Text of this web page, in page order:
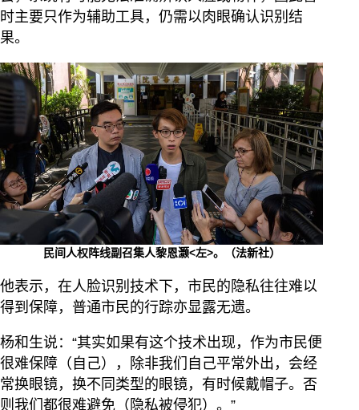
时主要只作为辅助工具，仍需以肉眼确认识别结
果。
民间人权阵线副召集人黎恩灏<左>。（法新社）
他表示，在人脸识别技术下，市民的隐私往往难以
得到保障，普通市民的行踪亦显露无遗。
杨和生说：“其实如果有这个技术出现，作为市民便
很难保障（自己），除非我们自己平常外出，会经
常换眼镜，换不同类型的眼镜，有时候戴帽子。否
则我们都很难避免（隐私被侵犯）。”